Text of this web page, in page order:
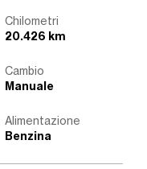
Chilometri
20.426 km
Cambio
Manuale
Alimentazione
Benzina